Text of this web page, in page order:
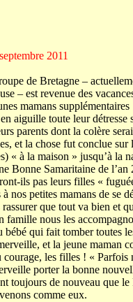
2011
de Bretagne –
– est revenue des
mamans
aiguille toute leur détresse
parents dont la colère
et la chose fut conclue
« à la maison » jusqu’à la
Bonne Samaritaine de l’an
ils pas leurs filles «
nos petites mamans de se
que tout va bien et
famille nous les
bébé qui fait tomber toutes
et la jeune maman
courage, les filles ! « Parfois
porter la bonne
toujours de nouveau que
comme eux.